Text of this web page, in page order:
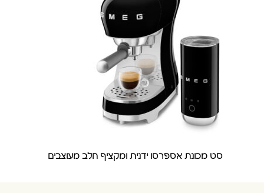
סט מכונת אספרסו ידנית ומקציף חלב מעוצבים